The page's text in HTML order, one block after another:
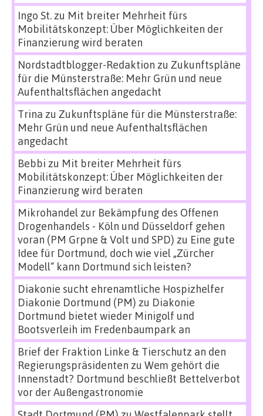
Ingo St.zu Mit breiter Mehrheit fürs
Mobilitätskonzept: Über Möglichkeiten der
Finanzierung wird beraten
Nordstadtblogger-Redaktion zu Zukunftspläne
für die Münsterstraße: Mehr Grün und neue
Aufenthaltsflächen angedacht
Trina zu Zukunftspläne für die Münsterstraße:
Mehr Grün und neue Aufenthaltsflächen
angedacht
Bebbi zu Mit breiter Mehrheit fürs
Mobilitätskonzept: Über Möglichkeiten der
Finanzierung wird beraten
Mikrohandel zur Bekämpfung des Offenen
Drogenhandels - Köln und Düsseldorf gehen
voran (PM Grpne & Volt und SPD) zu Eine gute
Idee für Dortmund, doch wie viel „Zürcher
Modell“ kann Dortmund sich leisten?
Diakonie sucht ehrenamtliche Hospizhelfer
Diakonie Dortmund (PM) zu Diakonie
Dortmund bietet wieder Minigolf und
Bootsverleih im Fredenbaumpark an
Brief der Fraktion Linke & Tierschutz an den
Regierungspräsidenten zu Wem gehört die
Innenstadt? Dortmund beschließt Bettelverbot
vor der Außengastronomie